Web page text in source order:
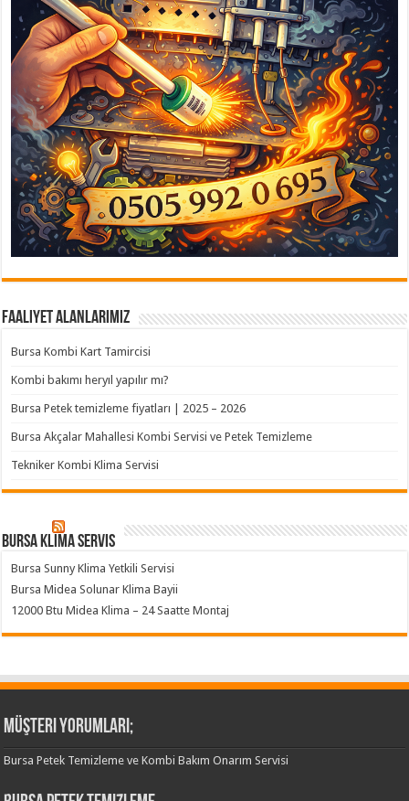
Faaliyet Alanlarımız
Bursa Kombi Kart Tamircisi
Kombi bakımı heryıl yapılır mı?
Bursa Petek temizleme fiyatları | 2025 – 2026
Bursa Akçalar Mahallesi Kombi Servisi ve Petek Temizleme
Tekniker Kombi Klima Servisi
Bursa klima servis
Bursa Sunny Klima Yetkili Servisi
Bursa Midea Solunar Klima Bayii
12000 Btu Midea Klima – 24 Saatte Montaj
Müşteri Yorumları;
Bursa Petek Temizleme ve Kombi Bakım Onarım Servisi